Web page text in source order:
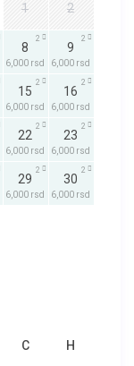
1 2
8
6,000 rsd
2
9
6,000 rsd
2
15
6,000 rsd
2
16
6,000 rsd
2
22
6,000 rsd
2
23
6,000 rsd
2
29
6,000 rsd
2
30
6,000 rsd
2
С Н